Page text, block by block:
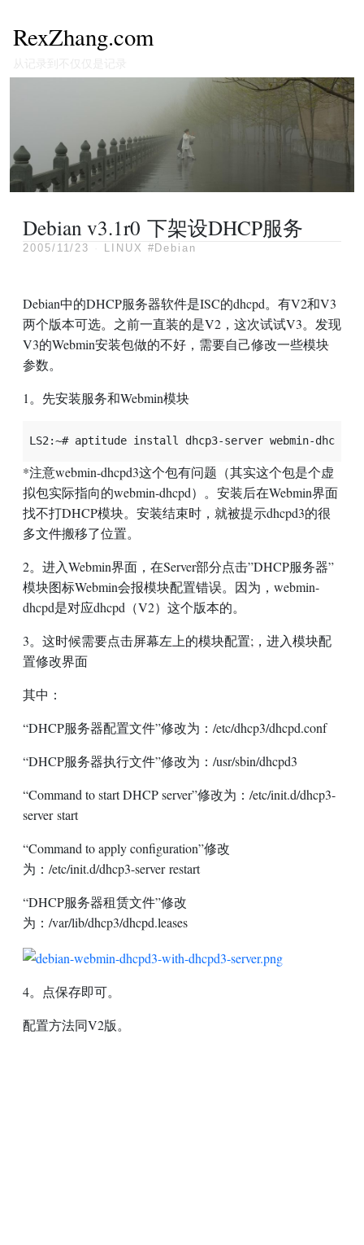
RexZhang.com
Debian v3.1r0 下架设DHCP服务
2005/11/23 LINUX #Debian
Debian中的DHCP服务器软件是ISC的dhcpd。有V2和V3
两个版本可选。之前一直装的是V2，这次试试V3。发现
V3的Webmin安装包做的不好，需要自己修改一些模块
参数。
1。先安装服务和Webmin模块
LS2:~# aptitude install dhcp3-server
*注意webmin-dhcpd3这个包有问题（其实这个包是个虚
拟包实际指向的webmin-dhcpd）。安装后在Webmin界面
找不打DHCP模块。安装结束时，就被提示dhcpd3的很
多文件搬移了位置。
2。进入Webmin界面，在Server部分点击”DHCP服务器”
模块图标Webmin会报模块配置错误。因为，webmin-
dhcpd是对应dhcpd（V2）这个版本的。
3。这时候需要点击屏幕左上的模块配置;，进入模块配
置修改界面
其中：
“DHCP服务器配置文件”修改为：/etc/dhcp3/dhcpd.conf
“DHCP服务器执行文件”修改为：/usr/sbin/dhcpd3
“Command to startDHCPserver”修改为：/etc/init.d/dhcp3-
server start
“Command to apply configuration”修改
为：/etc/init.d/dhcp3-server restart
“DHCP服务器租赁文件”修改
为：/var/lib/dhcp3/dhcpd.leases
4。点保存即可。
配置方法同V2版。